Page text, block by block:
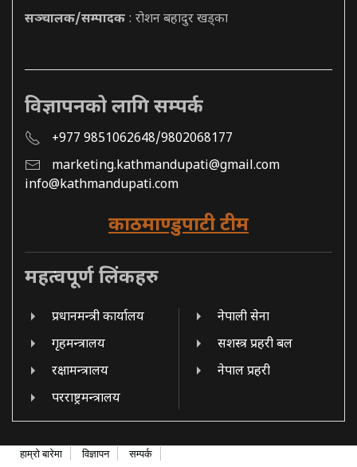
सञ्चालक/सम्पादक : रोशन बहादुर खड्का
विज्ञापनको लागि सम्पर्क
+977 9851062648/9802068177
marketing.kathmandupati@gmail.com
info@kathmandupati.com
काठमाण्डुपाटी टीम
महत्वपूर्ण लिंकहरु
प्रधानमन्त्री कार्यालय
गृहमन्त्रालय
रक्षामन्त्रालय
परराष्ट्रमन्त्रालय
नेपाली सेना
सशस्त्र प्रहरी बल
नेपाल प्रहरी
हाम्रो बारेमा विज्ञापन सम्पर्क